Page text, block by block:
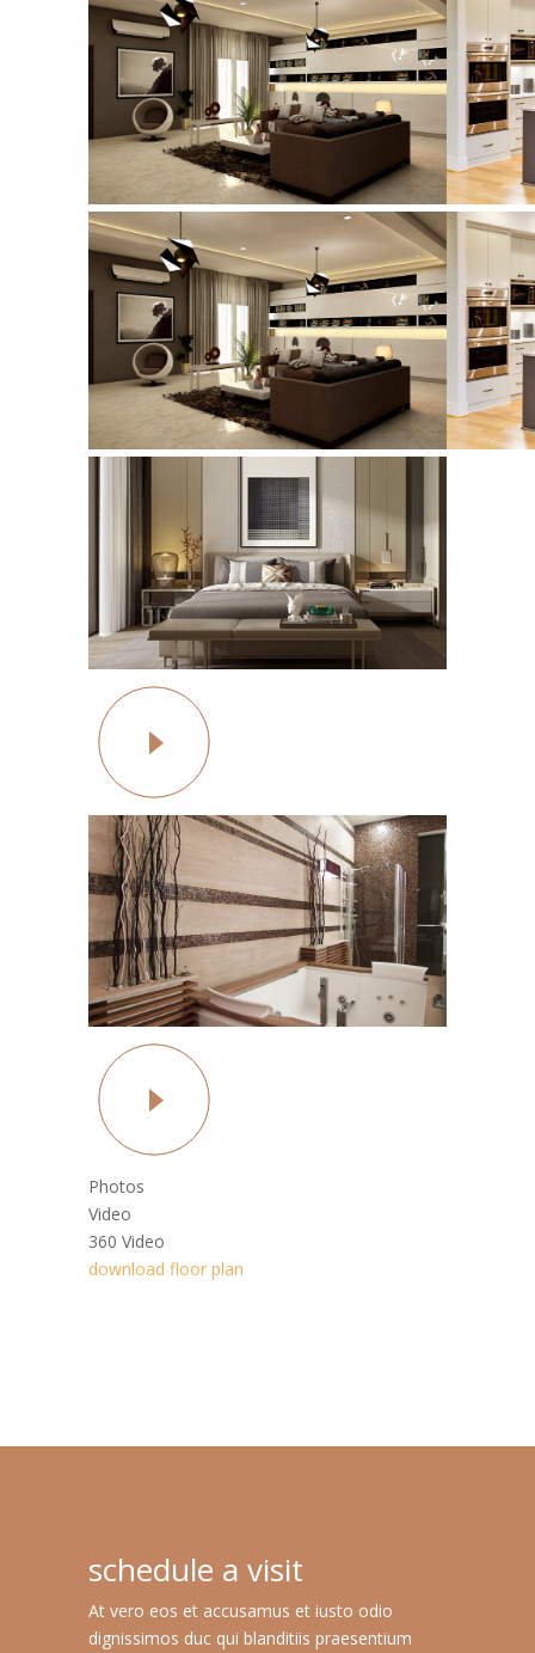
Photos
Video
360 Video
download floor plan
schedule a visit
At vero eos et accusamus et iusto odio
dignissimos duc qui blanditiis praesentium